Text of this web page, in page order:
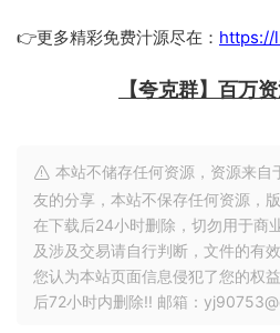
👉更多精彩免费汁源尽在： https://
【夸克群】百万
本站不储存任何资源，资源来自
友的分享，本站不保存任何资源，
在下载后24小时删除，切勿用于商
及涉及交易请自行判断，文件的有
您认为本站页面信息侵犯了您的权
后72小时内删除!! 邮箱：